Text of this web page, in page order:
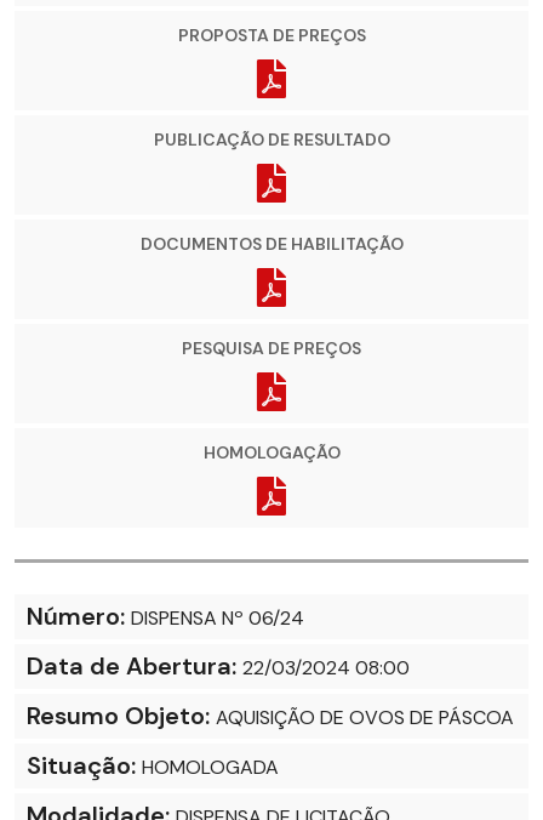
PROPOSTA DE PREÇOS
PUBLICAÇÃO DE RESULTADO
DOCUMENTOS DE HABILITAÇÃO
PESQUISA DE PREÇOS
HOMOLOGAÇÃO
Número: DISPENSA Nº 06/24
Data de Abertura: 22/03/2024 08:00
Resumo Objeto: AQUISIÇÃO DE OVOS DE PÁSCOA
Situação: HOMOLOGADA